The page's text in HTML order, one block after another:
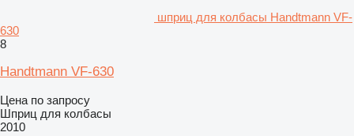
шприц для колбасы Handtmann VF-
630
8
Handtmann VF-630
Цена по запросу
Шприц для колбасы
2010